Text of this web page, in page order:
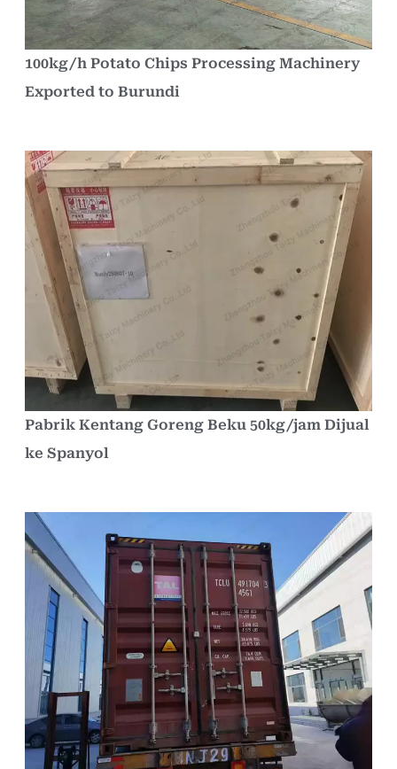
100kg/h Potato Chips Processing Machinery
Exported to Burundi
Pabrik Kentang Goreng Beku 50kg/jam Dijual
ke Spanyol